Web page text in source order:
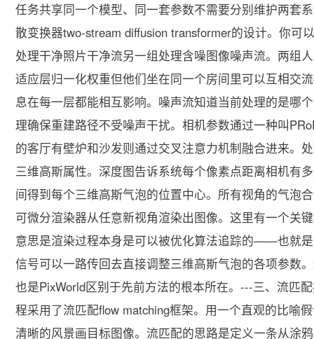
任务共享同一个模型、同一套参数不需要分别维护两套
散变换器two-stream diffusion transformer的设计。你可
处理干净照片干净流另一组处理含噪图像噪声流。两组
适应层归一化权重但他们坐在同一个房间里可以互相
息在每一层都能相互影响。噪声流知道当前处理的是哪
理确保重建路径不受噪声干扰。相机参数通过一种叫
的客厅有壁炉和沙发则通过交叉注意力机制融合进来。
三维高斯属性。深度图告诉系统每个像素点距离相机有
间得到每个三维高斯气泡的位置中心。所有视角的气泡
可微分渲染器从任意新视角渲染出图像。这里有一个关
意思是渲染过程本身是可以被优化算法追踪的——也就
信号可以一路传回去直接调整三维高斯气泡的各项参数
也是PixWorld区别于先前方法的根本所在。---三、流匹
程采用了流匹配flow matching框架。用一个直观的比喻
清晰的风景画目标图像。流匹配的思路是定义一条从涂